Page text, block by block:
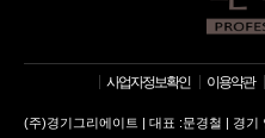
사업자정보확인 이용약관
(주)경기그리에이트 | 대표 :문경철 | 경